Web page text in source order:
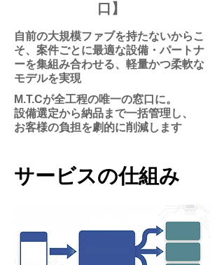
口】
自前の大規模ファブを持たないからこ
そ、案件ごとに最適な設備・パートナ
ーを集組み合わせる、軽量かつ柔軟な
モデルを実現
M.T.Cが全工程の唯一の窓口に。
設備選定から納品まで一括管理し、
​お客様の負担を劇的に削減します
サービスの仕組み